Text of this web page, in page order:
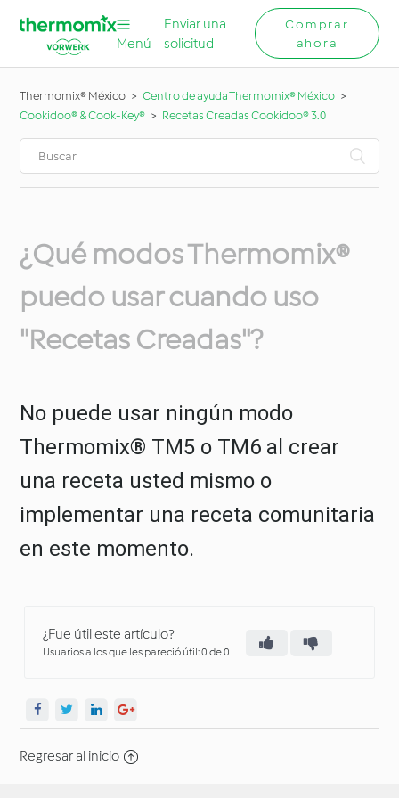
Menú
Enviar una
solicitud
Comprar
ahora
Thermomix® México
Centro de ayuda Thermomix® México
Cookidoo® & Cook-Key®
Recetas Creadas Cookidoo® 3.0
¿Qué modos Thermomix®
puedo usar cuando uso
"Recetas Creadas"?
No puede usar ningún modo
Thermomix® TM5 o TM6 al crear
una receta usted mismo o
implementar una receta comunitaria
en este momento.
¿Fue útil este artículo?
Usuarios a los que les pareció útil: 0 de 0
Regresar al inicio